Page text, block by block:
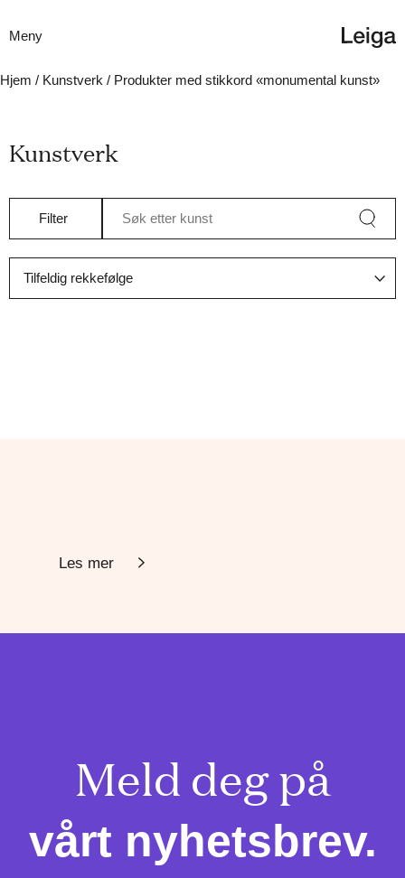
Meny
Hjem / Kunstverk / Produkter med stikkord «monumental kunst»
Kunstverk
Filter Søk etter kunst
Les mer
Meld deg på
vårt nyhetsbrev.